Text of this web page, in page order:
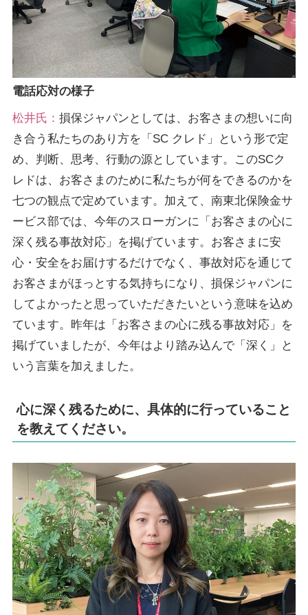
電話応対の様子
松井氏： 損保ジャパンとしては、お客さまの想いに向
き合う私たちのあり方を「SC クレド」という形で定
め、判断、思考、行動の源としています。このSCク
レドは、お客さまのために私たちが何をできるのかを
七つの観点で定めています。加えて、南東北保険金サ
ービス部では、今年のスローガンに「お客さまの心に
深く残る事故対応」を掲げています。お客さまに安
心・安全をお届けするだけでなく、事故対応を通じて
お客さまがほっとする気持ちになり、損保ジャパンに
してよかったと思っていただきたいという意味を込め
ています。昨年は「お客さまの心に残る事故対応」を
掲げていましたが、今年はより踏み込んで「深く」と
いう言葉を加えました。
心に深く残るために、具体的に行っていること
を教えてください。